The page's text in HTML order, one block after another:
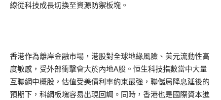
線從科技成長切換至資源防禦板塊。
香港作為離岸金融市場，港股對全球地緣風險、美元流動性高
度敏感，受外部衝擊會大於內地A股。恒生科技指數當中大量
互聯網中概股，估值受美債利率約束最強，聯儲局降息延後的
預期下，科網板塊容易出現回調。同時，香港也是國際資本進